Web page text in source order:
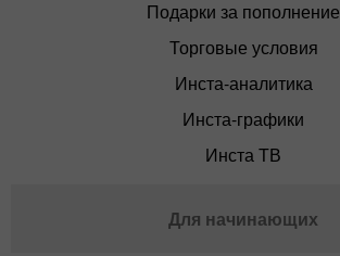
Подарки за пополнение
Торговые условия
Инста-аналитика
Инста-графики
Инста ТВ
Для начинающих